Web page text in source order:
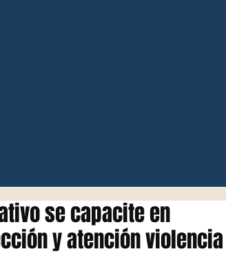
se capacite en
y atención violencia